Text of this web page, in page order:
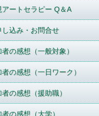
アートセラピー Q＆A
し込み・お問合せ
者の感想（一般対象）
者の感想（一日ワーク）
の感想（援助職）
の感想（大学）